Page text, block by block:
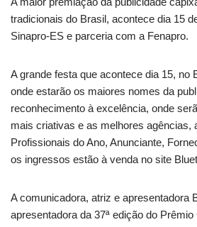
tradicionais do Brasil, acontece dia 15
Sinapro-ES e parceria com a Fenapro.
A grande festa que acontece dia 15, no
onde estarão os maiores nomes da
reconhecimento à excelência, onde
mais criativas e as melhores agências,
Profissionais do Ano, Anunciante,
os ingressos estão à venda no site
A comunicadora, atriz e apresentadora
apresentadora da 37ª edição do